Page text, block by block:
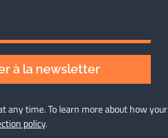
à la newsletter
any time. To learn more about how your
policy.